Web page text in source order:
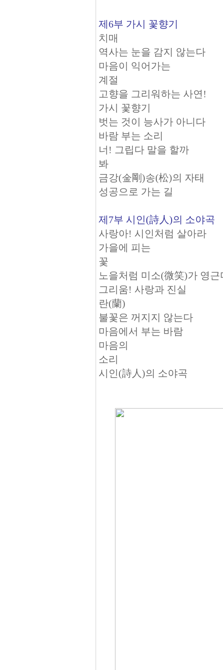
제6부 가시 꽃향기
치매
역사는 눈을 감지 않는다
마음이 익어가는
계절
고향을 그리워하는 사연!
가시 꽃향기
벗는 것이 능사가 아니다
바람 부는 소리
너! 그립다 말을 할까
봐
금강(金剛)송(松)의 자태
성공으로 가는 길
제7부 시인(詩人)의 소야곡
사랑아! 시인처럼 살아라
가을에 피는
꽃
노을처럼 미소(微笑)가 영근
그리움! 사랑과 진실
란(蘭)
불꽃은 꺼지지 않는다
마음에서 부는 바람
마음의
소리
시인(詩人)의 소야곡